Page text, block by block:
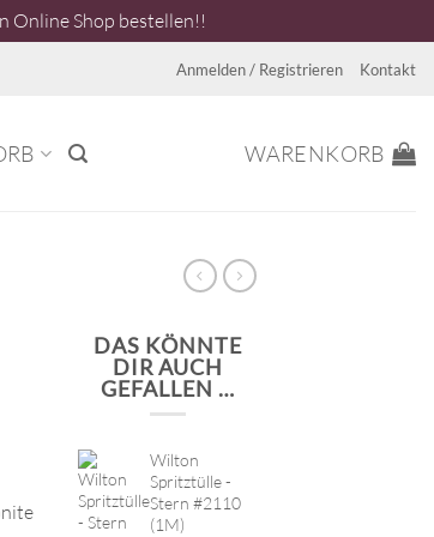
Online Shop bestellen!!
Anmelden / Registrieren Kontakt
WARENKORB
DAS KÖNNTE
DIR AUCH
GEFALLEN …
Wilton
Spritztülle -
Stern #2110
(1M)